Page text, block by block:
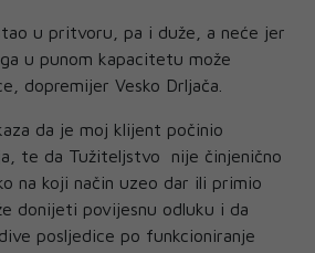
u pritvoru, pa i duže, a neće jer
u punom kapacitetu može
dopremijer Vesko Drljača.
da je moj klijent počinio
te da Tužiteljstvo nije činjenično
na koji način uzeo dar ili primio
donijeti povijesnu odluku i da
posljedice po funkcioniranje